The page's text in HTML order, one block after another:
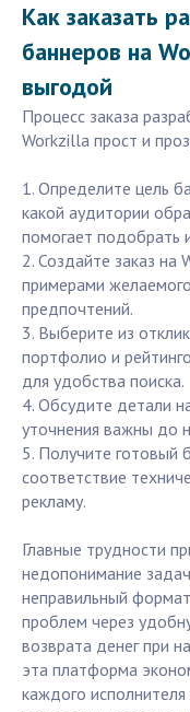
Как заказать
баннеров на
выгодой
Процесс заказа
Workzilla прост и
1. Определите цель
какой аудитории
помогает подобрать
2. Создайте заказ
примерами
предпочтений.
3. Выберите из
портфолио и
для удобства поиска.
4. Обсудите детали
уточнения важны до
5. Получите готовый
соответствие
рекламу.
Главные трудности
недопонимание
неправильный
проблем через
возврата денег при
эта платформа
каждого